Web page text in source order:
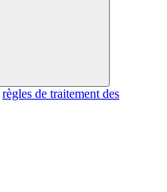
règles de traitement des